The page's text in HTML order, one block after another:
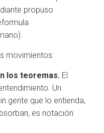
propuso
movimientos:
los teoremas. El
Un
gente que lo entienda,
es notación